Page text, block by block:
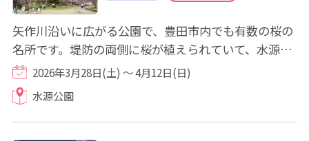
矢作川沿いに広がる公園で、豊田市内でも有数の桜の
名所です。堤防の両側に桜が植えられていて、水源公
園桜並木にて「桜のトンネル」を楽しむこと...
2026年3月28日(土) ～ 4月12日(日)
水源公園